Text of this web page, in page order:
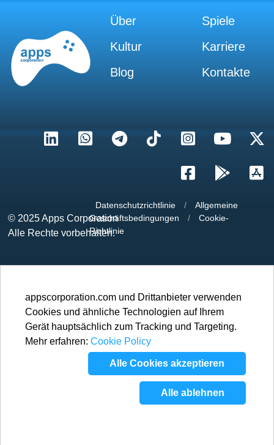
Über
Spiele
Kultur
Karriere
Blog
Kontakte
© 2025Apps Corporation
Alle Rechte vorbehalten.
Datenschutzrichtlinie /
Allgemeine
Geschäftsbedingungen
/
Cookie-
Richtlinie
appscorporation.com und Drittanbieter verwenden
Cookies und ähnliche Technologien auf Ihrem
Gerät hauptsächlich zum Tracking und Targeting.
Mehr erfahren: Cookie Policy
Alle Cookies akzeptieren
Alle ablehnen